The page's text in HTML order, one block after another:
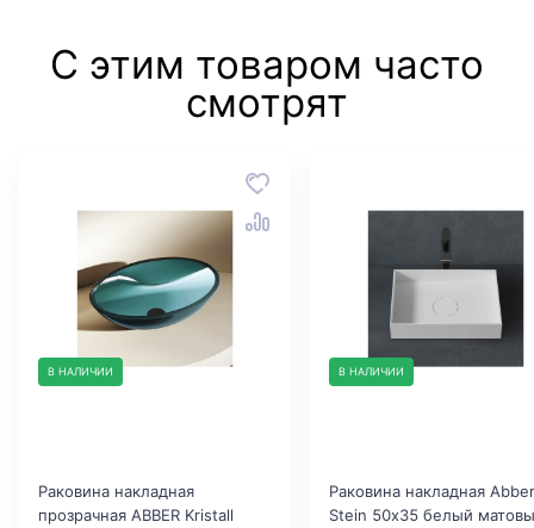
С этим товаром часто
смотрят
В НАЛИЧИИ
Раковина накладная
прозрачная ABBER Kristall
В НАЛИЧИИ
Раковина накладная Abber
Stein 50х35 белый